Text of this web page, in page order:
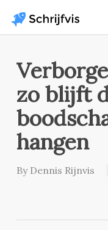
main
zo blijft
hangen
By Dennis Rijnvis